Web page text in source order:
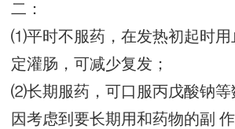
二：
⑴平时不服药，在发热初起时用
定灌肠，可减少复发；
⑵长期服药，可口服丙戊酸钠等
因考虑到要长期用和药物的副